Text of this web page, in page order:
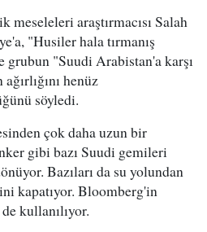
meseleleri araştırmacısı Salah
"Husiler hala tırmanış
"Suudi Arabistan'a karşı
henüz
söyledi.
çok daha uzun bir
gibi bazı Suudi gemileri
Bazıları da su yolundan
kapatıyor. Bloomberg'in
kullanılıyor.